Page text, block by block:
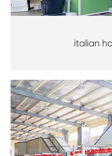
italian